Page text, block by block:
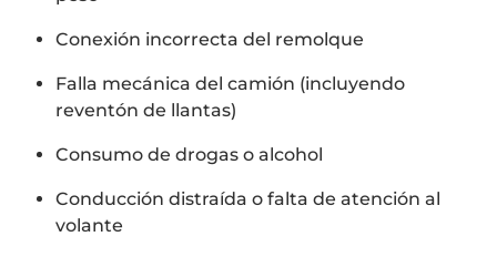
Conexión incorrecta del remolque
Falla mecánica del camión (incluyendo
reventón de llantas)
Consumo de drogas o alcohol
Conducción distraída o falta de atención al
volante